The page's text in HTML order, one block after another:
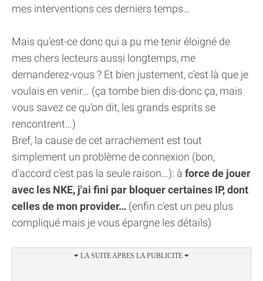
mes interventions ces derniers temps…
Mais qu'est-ce donc qui a pu me tenir éloigné de
mes chers lecteurs aussi longtemps, me
demanderez-vous ? Et bien justement, c'est là que je
voulais en venir… (ça tombe bien dis-donc ça, mais
vous savez ce qu'on dit, les grands esprits se
rencontrent…)
Bref, la cause de cet arrachement est tout
simplement un problème de connexion (bon,
d'accord c'est pas la seule raison…): à force de jouer
avec les NKE, j'ai fini par bloquer certaines IP, dont
celles de mon provider… (enfin c'est un peu plus
compliqué mais je vous épargne les détails)